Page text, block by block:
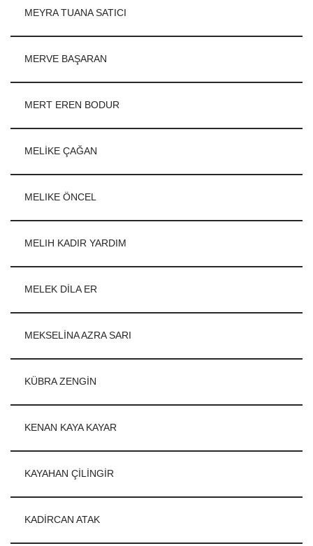
MEYRA TUANA SATICI
MERVE BAŞARAN
MERT EREN BODUR
MELİKE ÇAĞAN
MELIKE ÖNCEL
MELIH KADIR YARDIM
MELEK DİLA ER
MEKSELİNA AZRA SARI
KÜBRA ZENGİN
KENAN KAYA KAYAR
KAYAHAN ÇİLİNGİR
KADİRCAN ATAK